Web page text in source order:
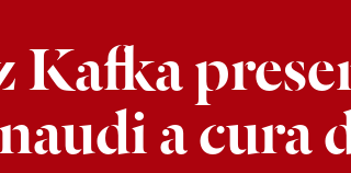
Kafka
a cura